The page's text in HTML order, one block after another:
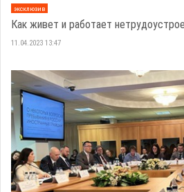
эксклюзив
Как живет и работает
11.04.2023 13:47